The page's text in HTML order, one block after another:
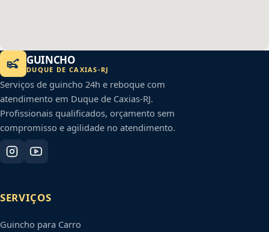
GUINCHO
DUQUE DE CAXIAS-RJ
Serviços de guincho 24h e reboque com
atendimento em Duque de Caxias-RJ.
Profissionais qualificados, orçamento sem
compromisso e agilidade no atendimento.
SERVIÇOS
Guincho para Carro